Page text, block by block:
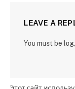
LEAVE A
You must be